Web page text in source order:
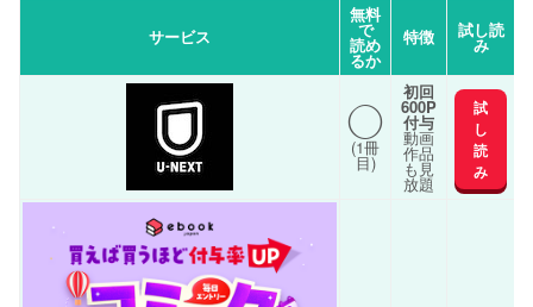
サービス
無料
で
読め
るか
特徴 試し読
み
◯
(1冊
目)
初回
600P
付与
動画
作品
も見
放題
試
し
読
み